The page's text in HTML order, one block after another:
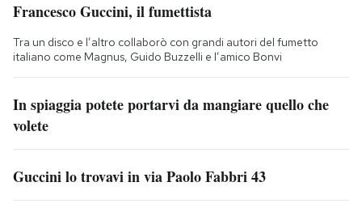
Francesco Guccini, il fumettista
Tra un disco e l’altro collaborò con grandi autori del fumetto
italiano come Magnus, Guido Buzzelli e l’amico Bonvi
In spiaggia potete portarvi da mangiare quello che
volete
Guccini lo trovavi in via Paolo Fabbri 43